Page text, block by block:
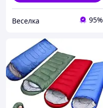
Веселка 95%